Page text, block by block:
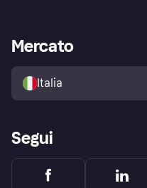
Esplora i negozi
Politica di protezione
dell'acquirente Klarna
Accesso aziende
Mercato
Italia
Segui